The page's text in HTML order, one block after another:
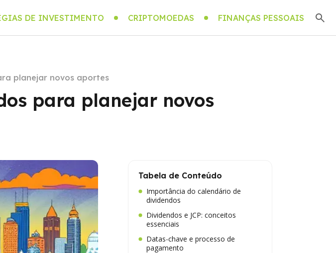
DE INVESTIMENTO CRIPTOMOEDAS FINANÇAS PESSOAIS
planejar novos aportes
para planejar novos
Tabela de Conteúdo
Importância do calendário de
dividendos
Dividendos e JCP: conceitos
essenciais
Datas-chave e processo de
pagamento